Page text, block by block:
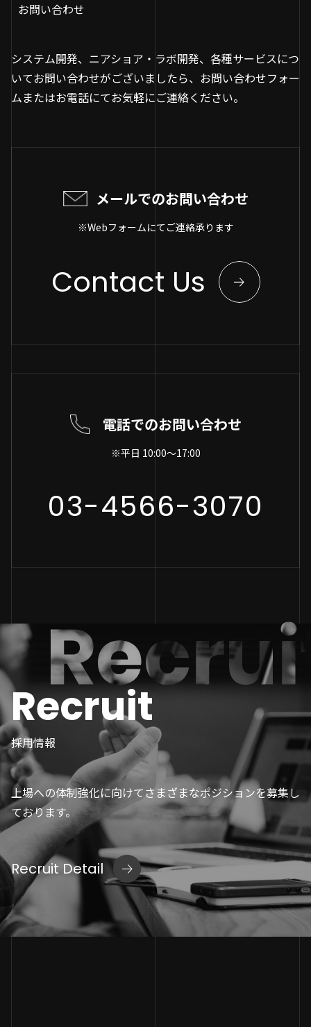
お問い合わせ
システム開発、ニアショア・ラボ開発、各種サービスにつ
いてお問い合わせがございましたら、お問い合わせフォー
ムまたはお電話にてお気軽にご連絡ください。
メールでのお問い合わせ
※Webフォームにてご連絡承ります
Contact Us
電話でのお問い合わせ
※平日 10:00～17:00
03-4566-3070
Recruit
採用情報
上場への体制強化に向けてさまざまなポジションを募集し
ております。
Recruit Detail